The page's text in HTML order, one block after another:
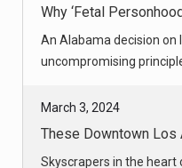
Why ‘Fetal
An Alabama decision on
uncompromising
March 3, 2024
These Downtown Los
Skyscrapers in the heart